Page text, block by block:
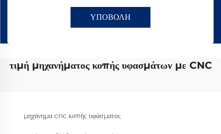
ΥΠΟΒΟΛΗ
τιμή μηχανήματος κοπής υφασμάτων με CNC
μηχάνημα cnc κοπής υφάσματος